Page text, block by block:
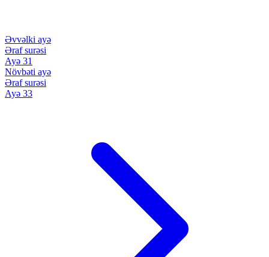
Əvvəlki ayə
Əraf surəsi
Ayə 31
Növbəti ayə
Əraf surəsi
Ayə 33